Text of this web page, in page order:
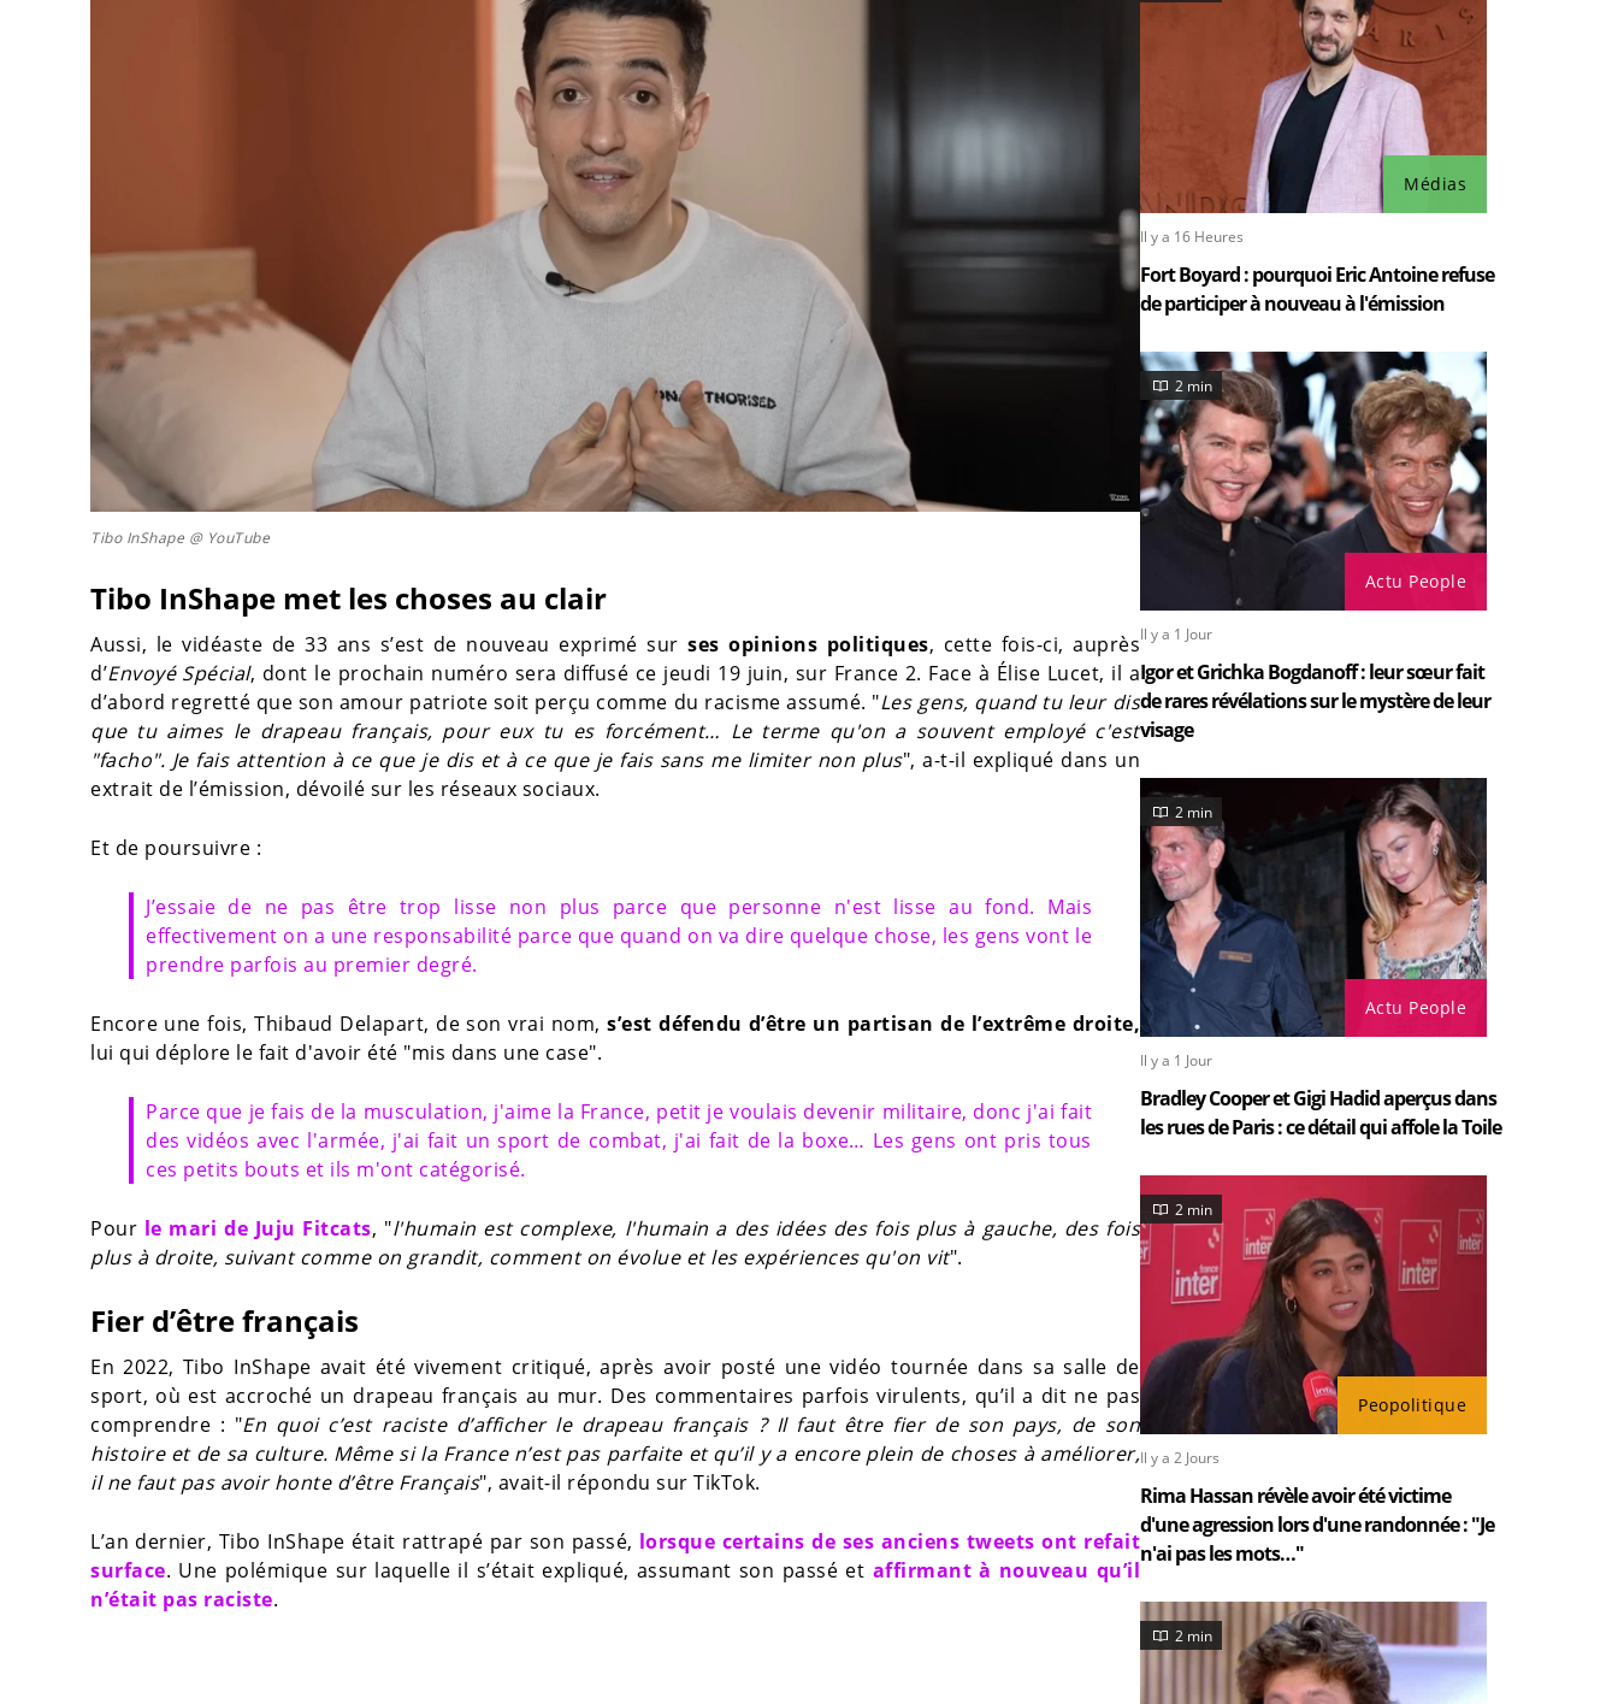
Tibo InShape @ YouTube
Tibo InShape met les choses au clair
Aussi, le vidéaste de 33 ans s’est de nouveau exprimé sur ses opinions politiques, cette fois-ci, auprès
d’Envoyé Spécial, dont le prochain numéro sera diffusé ce jeudi 19 juin, sur France 2. Face à Élise Lucet, il a
d’abord regretté que son amour patriote soit perçu comme du racisme assumé. "Les gens, quand tu leur dis
que tu aimes le drapeau français, pour eux tu es forcément… Le terme qu'on a souvent employé c'est
"facho". Je fais attention à ce que je dis et à ce que je fais sans me limiter non plus", a-t-il expliqué dans un
extrait de l’émission, dévoilé sur les réseaux sociaux.
Et de poursuivre :
J’essaie de ne pas être trop lisse non plus parce que personne n'est lisse au fond. Mais
effectivement on a une responsabilité parce que quand on va dire quelque chose, les gens vont le
prendre parfois au premier degré.
Encore une fois, Thibaud Delapart, de son vrai nom,s’est défendu d’être un partisan de l’extrême droite,
lui qui déplore le fait d'avoir été "mis dans une case".
Parce que je fais de la musculation, j'aime la France, petit je voulais devenir militaire, donc j'ai fait
des vidéos avec l'armée, j'ai fait un sport de combat, j'ai fait de la boxe… Les gens ont pris tous
ces petits bouts et ils m'ont catégorisé.
Pour le mari de Juju Fitcats, "l'humain est complexe, l'humain a des idées des fois plus à gauche, des fois
plus à droite, suivant comme on grandit, comment on évolue et les expériences qu'on vit".
Fier d’être français
En 2022, Tibo InShape avait été vivement critiqué, après avoir posté une vidéo tournée dans sa salle de
sport, où est accroché un drapeau français au mur. Des commentaires parfois virulents, qu’il a dit ne pas
comprendre : "En quoi c’est raciste d’afficher le drapeau français ? Il faut être fier de son pays, de son
histoire et de sa culture. Même si la France n’est pas parfaite et qu’il y a encore plein de choses à améliorer,
il ne faut pas avoir honte d’être Français", avait-il répondu sur TikTok.
L’an dernier, Tibo InShape était rattrapé par son passé, lorsque certains de ses anciens tweets ont refait
surface. Une polémique sur laquelle il s’était expliqué, assumant son passé et affirmant à nouveau qu’il
n’était pas raciste.
Médias
Il y a 16 Heures
Fort Boyard : pourquoi Eric Antoine refuse
de participer à nouveau à l'émission
Actu People
2 min
Il y a 1 Jour
Igor et Grichka Bogdanoff : leur sœur fait
de rares révélations sur le mystère de leur
visage
Actu People
2 min
Il y a 1 Jour
Bradley Cooper et Gigi Hadid aperçus dans
les rues de Paris : ce détail qui affole la Toile
Peopolitique
2 min
Il y a 2 Jours
Rima Hassan révèle avoir été victime
d'une agression lors d'une randonnée : "Je
n'ai pas les mots…"
2 min